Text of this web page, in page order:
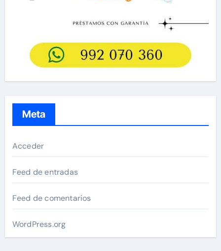
Meta
Acceder
Feed de entradas
Feed de comentarios
WordPress.org